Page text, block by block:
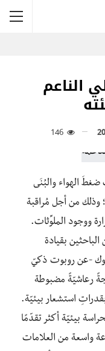
الناعم
ضغطَ الهواء والبُنَى
وذلك من أجل مُراقبة
ووجود الملوِّثات.
بقيادة
-عن روبوت ذكيّ
رعاشيّةً مضبوطة
استشعار بيئيّة.
بيئيّة أكثر تقدّمًا
واسعة من العلامات